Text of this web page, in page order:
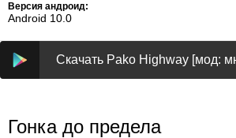
Версия андроид:
Android 10.0
Скачать Pako Highway [мод:
Гонка до предела